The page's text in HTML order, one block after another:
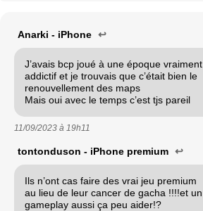
Anarki - iPhone ↩
J’avais bcp joué à une époque vraiment
addictif et je trouvais que c’était bien le
renouvellement des maps
Mais oui avec le temps c’est tjs pareil
11/09/2023 à 19h11
tontonduson - iPhone premium ↩
Ils n’ont cas faire des vrai jeu premium
au lieu de leur cancer de gacha !!!!et un
gameplay aussi ça peu aider!?